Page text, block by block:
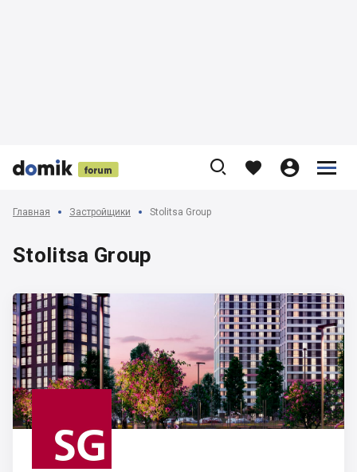


 
    


Главная Застройщики Stolitsa Group
Stolitsa Group